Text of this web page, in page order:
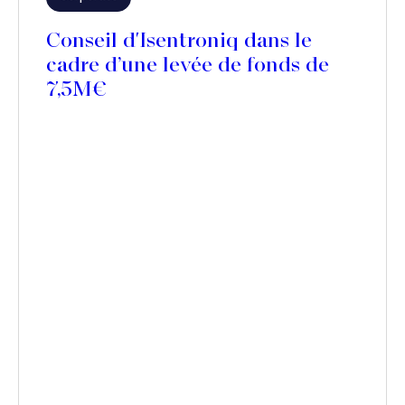
Conseil d'Isentroniq dans le
cadre d’une levée de fonds de
7,5M€